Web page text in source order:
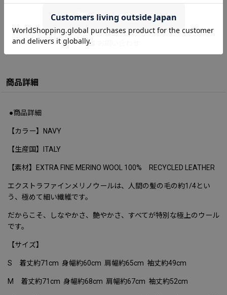
カートに入れる
商品詳細
●商品詳細
【カラー】NAVY
【生産国】ITALY
【素材】EXTRA FINE MERINO WOOL 100% RECYCLED LEATHER
エクストラファインメリノウールは、
人間の髪の毛の約1/4とい
う、極めて細い繊維です。
だからこそ、しなやかさ、艶やかさ、すべてが特別な極上のウール
です。
【サイズ】
S 着丈約71cm 身幅約60cm 肩幅約65cm 袖丈約49cm
M 着丈約71cm 身幅約68cm 肩幅約67cm 袖丈約52cm